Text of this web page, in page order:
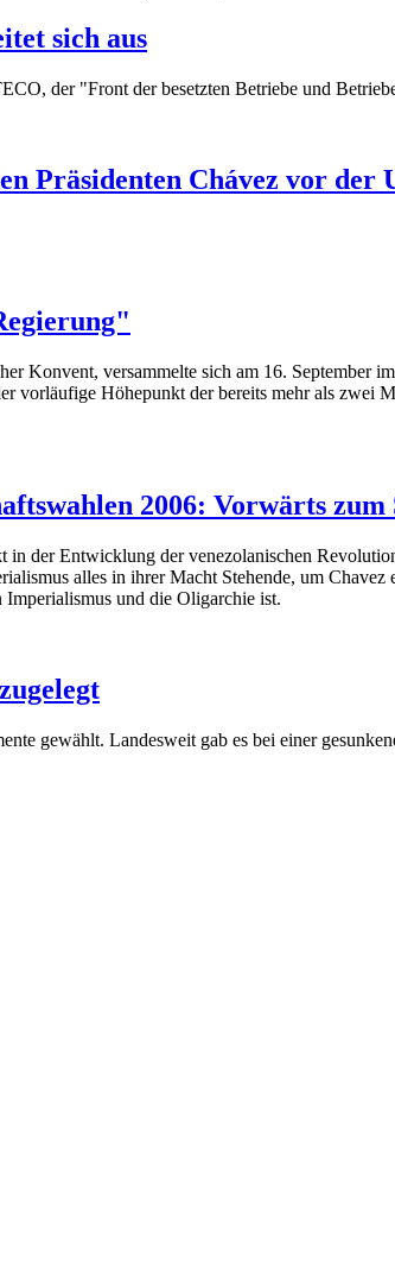
sich aus
der "Front der besetzten Betriebe und
Präsidenten Chávez vor der
Konvent, versammelte sich am 16.
Höhepunkt der bereits mehr als zwei
2006: Vorwärts zum
der Entwicklung der venezolanischen
alles in ihrer Macht Stehende, um
Imperialismus und die Oligarchie ist.
gewählt. Landesweit gab es bei einer